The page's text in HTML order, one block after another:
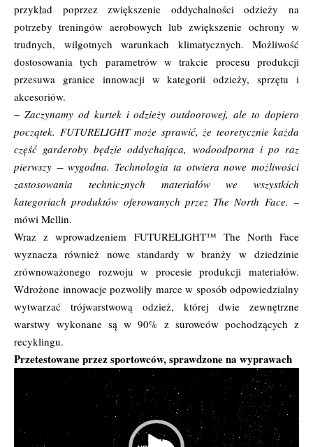
przykład poprzez zwiększenie oddychalności odzieży na
potrzeby treningów aerobowych lub zwiększenie ochrony w
trudnych, wilgotnych warunkach klimatycznych. Możliwość
dostosowania tych parametrów w trakcie procesu produkcji
przesuwa granice innowacji w kategorii odzieży, sprzętu i
akcesoriów.
− Zaczynamy od kurtek i odzieży outdoorowej, ale to dopiero
początek. FUTURELIGHT może sprawić, że teoretycznie każda
część garderoby będzie oddychająca, wodoodporna i po raz
pierwszy − wygodna. Technologia ta otwiera nowe możliwości
zastosowania technicznych materiałów we wszystkich
kategoriach produktów oferowanych przez The North Face. −
mówi Mellin.
Wraz z wprowadzeniem FUTURELIGHT™ The North Face
wyznacza również nowe standardy w branży w dziedzinie
zrównoważonego rozwoju w procesie produkcji materiałów.
Wdrożone innowacje pozwoliły marce w sposób odpowiedzialny
wytwarzać trójwarstwową odzież, której dwie zewnętrzne
warstwy wykonane są w 90% z surowców pochodzących z
recyklingu.
Przetestowane przez sportowców, sprawdzone na wyprawach
video